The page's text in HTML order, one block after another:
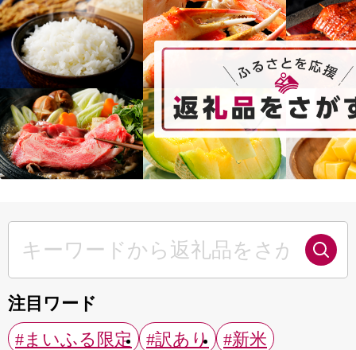
注目ワード
#まいふる限定
#訳あり
#新米